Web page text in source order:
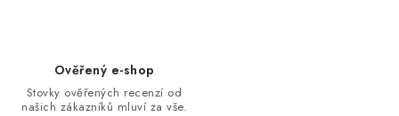
Ověřený e-shop
Stovky ověřených recenzí od
našich zákazníků mluví za vše.